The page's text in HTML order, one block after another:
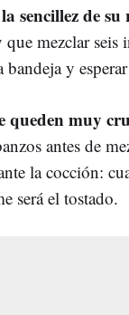
sencillez de su
mezclar seis
bandeja y
queden muy
antes de
la cocción:
será el tostado.